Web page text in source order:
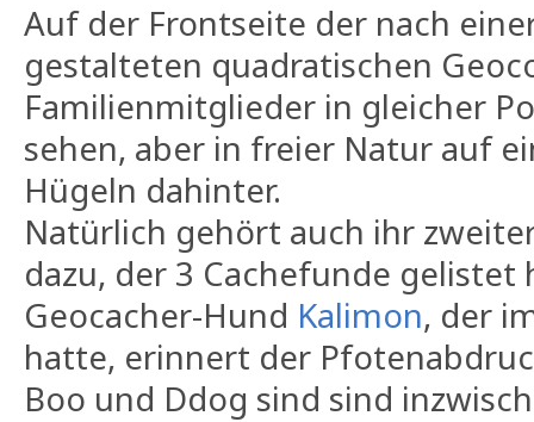
Auf der Frontseite der nach
gestalteten quadratischen
Familienmitglieder in gleicher
sehen, aber in freier Natur auf
Hügeln dahinter.
Natürlich gehört auch ihr
dazu, der 3 Cachefunde gelistet
Geocacher-Hund Kalimon, der
hatte, erinnert der
Boo und Ddog sind sind